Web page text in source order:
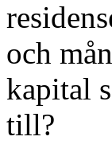
och
kapital
till?